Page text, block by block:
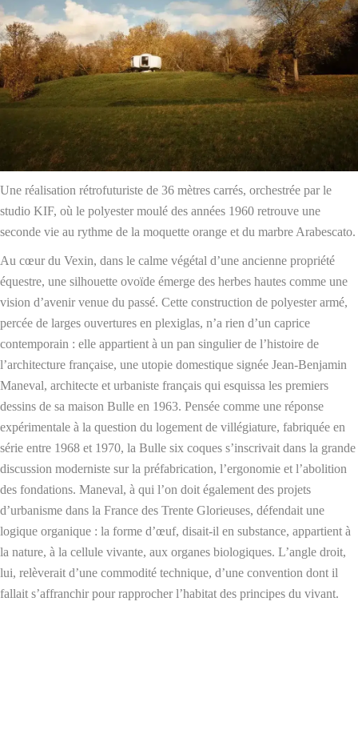
Une réalisation rétrofuturiste de 36 mètres carrés, orchestrée par le
studio KIF, où le polyester moulé des années 1960 retrouve une
seconde vie au rythme de la moquette orange et du marbre Arabescato.
Au cœur du Vexin, dans le calme végétal d’une ancienne propriété
équestre, une silhouette ovoïde émerge des herbes hautes comme une
vision d’avenir venue du passé. Cette construction de polyester armé,
percée de larges ouvertures en plexiglas, n’a rien d’un caprice
contemporain : elle appartient à un pan singulier de l’histoire de
l’architecture française, une utopie domestique signée Jean-Benjamin
Maneval, architecte et urbaniste français qui esquissa les premiers
dessins de sa maison Bulle en 1963. Pensée comme une réponse
expérimentale à la question du logement de villégiature, fabriquée en
série entre 1968 et 1970, la Bulle six coques s’inscrivait dans la grande
discussion moderniste sur la préfabrication, l’ergonomie et l’abolition
des fondations. Maneval, à qui l’on doit également des projets
d’urbanisme dans la France des Trente Glorieuses, défendait une
logique organique : la forme d’œuf, disait-il en substance, appartient à
la nature, à la cellule vivante, aux organes biologiques. L’angle droit,
lui, relèverait d’une commodité technique, d’une convention dont il
fallait s’affranchir pour rapprocher l’habitat des principes du vivant.